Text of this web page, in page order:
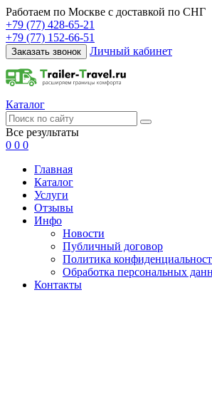
Работаем по Москве с доставкой по СНГ
+79 (77) 428-65-21
+79 (77) 152-66-51
Заказать звонок Личный кабинет
Каталог
Все результаты
0 0 0
Главная
Каталог
Услуги
Отзывы
Инфо
Новости
Публичный договор
Политика
Обработка персональных
Контакты